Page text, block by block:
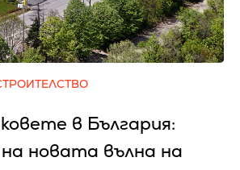
в България:
новата вълна на